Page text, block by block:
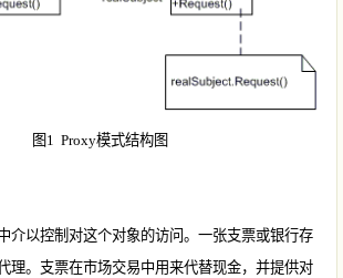
图 1 Proxy模式结构图
介以控制对这个对象的访问。一张支票或银行存
理。支票在市场交易中用来代替现金，并提供对